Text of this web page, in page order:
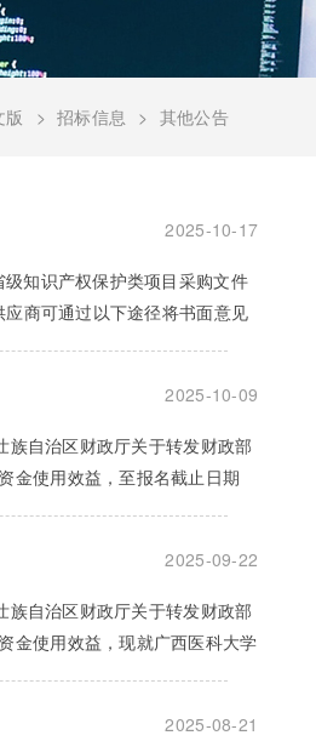
版 招标信息 其他公告
2025-10-17
知识产权保护类项目采购文件
商可通过以下途径将书面意见
2025-10-09
自治区财政厅关于转发财政部
金使用效益，至报名截止日期
2025-09-22
自治区财政厅关于转发财政部
金使用效益，现就广西医科大学
2025-08-21